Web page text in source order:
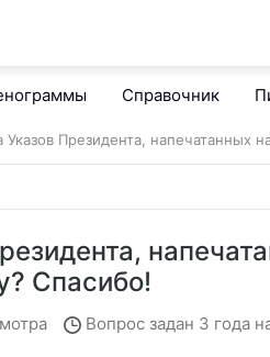
Справочник
Президента, напечатанных
Спасибо!
Вопрос задан 3 года